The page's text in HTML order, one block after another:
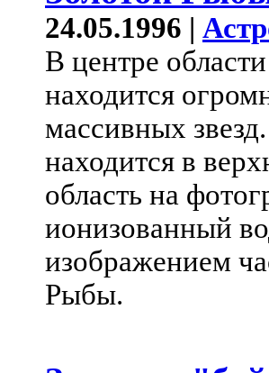
24.05.1996 |
В центре
находится
массивных
находится в
область на
ионизованный
изображением
Рыбы.